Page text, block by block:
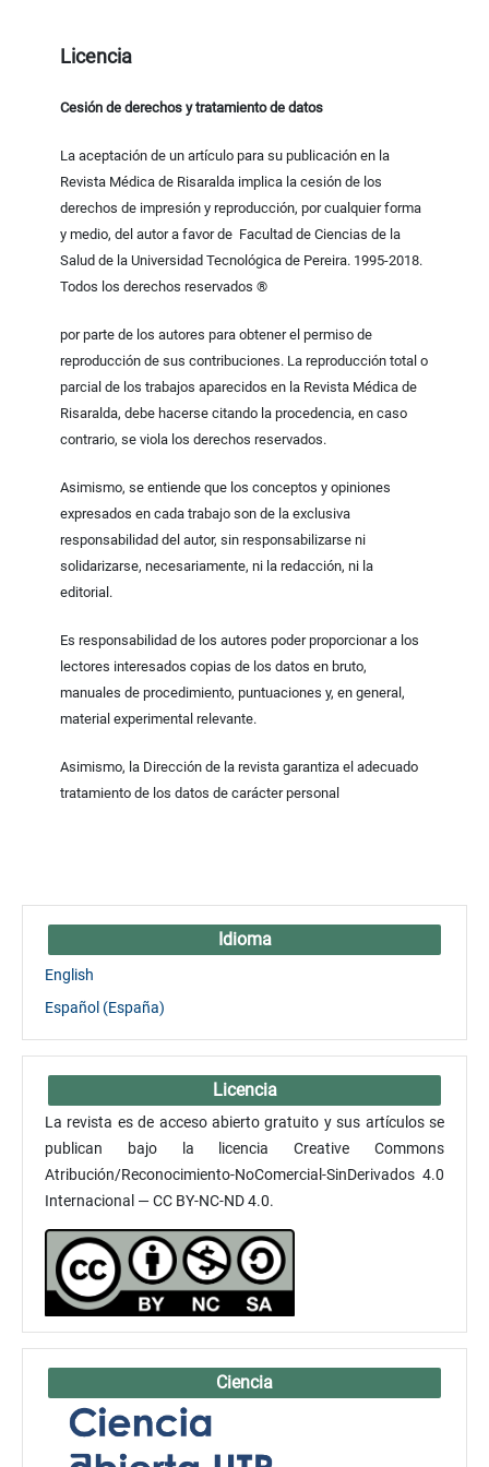
Licencia
Cesión de derechos y tratamiento de datos
La aceptación de un artículo para su publicación en la
Revista Médica de Risaralda implica la cesión de los
derechos de impresión y reproducción, por cualquier forma
y medio, del autor a favor de Facultad de Ciencias de la
Salud de la Universidad Tecnológica de Pereira. 1995-2018.
Todos los derechos reservados ®
por parte de los autores para obtener el permiso de
reproducción de sus contribuciones. La reproducción total o
parcial de los trabajos aparecidos en la Revista Médica de
Risaralda, debe hacerse citando la procedencia, en caso
contrario, se viola los derechos reservados.
Asimismo, se entiende que los conceptos y opiniones
expresados en cada trabajo son de la exclusiva
responsabilidad del autor, sin responsabilizarse ni
solidarizarse, necesariamente, ni la redacción, ni la
editorial.
Es responsabilidad de los autores poder proporcionar a los
lectores interesados copias de los datos en bruto,
manuales de procedimiento, puntuaciones y, en general,
material experimental relevante.
Asimismo, la Dirección de la revista garantiza el adecuado
tratamiento de los datos de carácter personal
Idioma
English
Español (España)
Licencia
La revista es de acceso abierto gratuito y sus artículos se
publican bajo la licencia Creative Commons
Atribución/Reconocimiento-NoComercial-SinDerivados 4.0
Internacional — CC BY-NC-ND 4.0.
Ciencia